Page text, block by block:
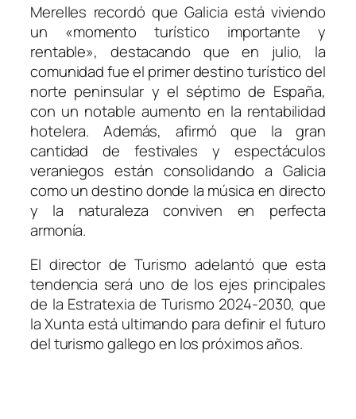
Merelles recordó que Galicia está viviendo
un «momento turístico importante y
rentable», destacando que en julio, la
comunidad fue el primer destino turístico del
norte peninsular y el séptimo de España,
con un notable aumento en la rentabilidad
hotelera. Además, afirmó que la gran
cantidad de festivales y espectáculos
veraniegos están consolidando a Galicia
como un destino donde la música en directo
y la naturaleza conviven en perfecta
armonía.
El director de Turismo adelantó que esta
tendencia será uno de los ejes principales
de la Estratexia de Turismo 2024-2030, que
la Xunta está ultimando para definir el futuro
del turismo gallego en los próximos años.